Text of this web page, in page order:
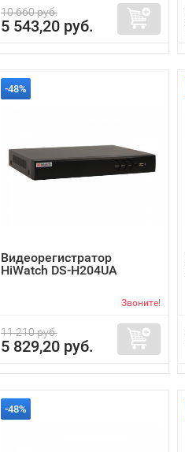
10 660 руб.
5 543,20 руб.
-48%
Видеорегистратор
HiWatch DS-H204UA
Звоните!
11 210 руб.
5 829,20 руб.
-48%